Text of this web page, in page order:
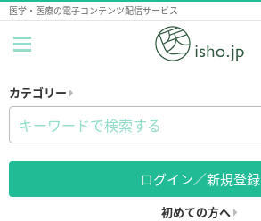
医学・医療の電子コンテンツ配信サービス
カテゴリー
ログイン／新規登録
初めての方へ